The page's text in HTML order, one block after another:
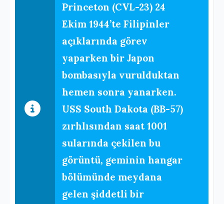
Princeton (CVL-23) 24
Ekim 1944’te Filipinler
açıklarında görev
yaparken bir Japon
bombasıyla vurulduktan
hemen sonra yanarken.
USS South Dakota (BB-57)
zırhlısından saat 1001
sularında çekilen bu
görüntü, geminin hangar
bölümünde meydana
gelen şiddetli bir